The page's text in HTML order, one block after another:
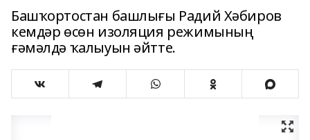
Башҡортостан башлығы Радий Хәбиров
кемдәр өсөн изоляция режимының
ғәмәлдә ҡалыуын әйтте.